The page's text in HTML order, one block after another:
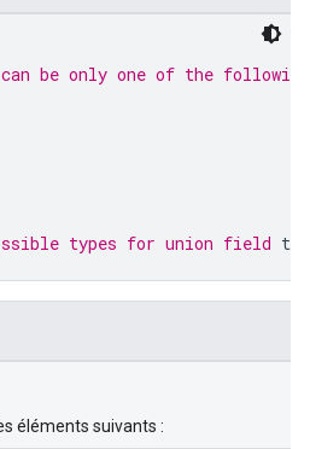
can be only one of the
types for union field
éléments suivants :